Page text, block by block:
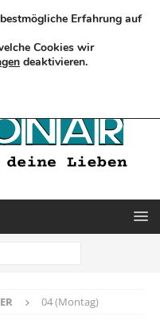
04 (Montag)
Erfahrung auf
Cookies wir
deaktivieren.